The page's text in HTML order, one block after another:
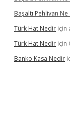
Başaltı Pehlivan
Türk Hat Nedir için
Türk Hat Nedir için
Banko Kasa Nedir